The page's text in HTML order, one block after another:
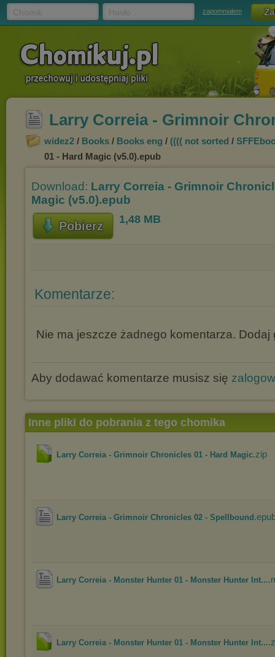
zapomniałem
Larry Correia - Grimnoir
widez2 / Books / Books eng / (((( not sorted /
01 - Hard Magic (v5.0).epub
Download: Larry Correia - Grimnoir
Magic (v5.0).epub
Pobierz 1,48 MB
Komentarze:
Nie ma jeszcze żadnego komentarza. Dodaj
Aby dodawać komentarze musisz się
Inne pliki do pobrania z tego chomika
Larry Correia - Grimnoir Chronicles 01 - Hard Magic.zip
Larry Correia - Grimnoir Chronicles 02 - Spellbound
Larry Correia - Monster Hunter 01 - Monster Hunter Int...
Larry Correia - Monster Hunter 01 - Monster Hunter Int...